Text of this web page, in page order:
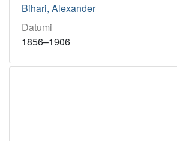
Bihari, Alexander
Datumi
1856–1906